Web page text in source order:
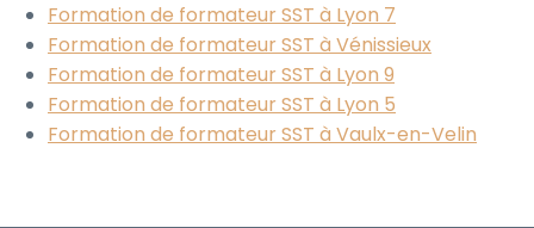
Formation de formateur SST à Lyon 7
Formation de formateur SST à Vénissieux
Formation de formateur SST à Lyon 9
Formation de formateur SST à Lyon 5
Formation de formateur SST à Vaulx-en-Velin